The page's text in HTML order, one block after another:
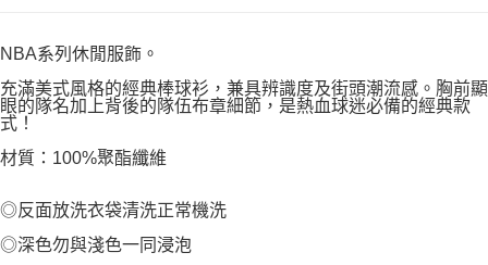
NBA系列休閒服飾。
充滿美式風格的經典棒球衫，兼具辨識度及街頭潮流感。胸前顯
眼的隊名加上背後的隊伍布章細節，是熱血球迷必備的經典款
式！
材質：100%聚酯纖維
◎反面放洗衣袋清洗正常機洗
◎深色勿與淺色一同浸泡